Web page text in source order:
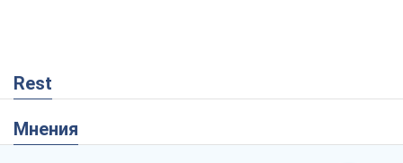
Rest
Мнения